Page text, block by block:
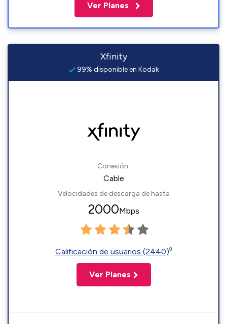
Ver Planes
Xfinity
99% disponible en Kodak
Conexión:
Cable
Velocidades de descarga de hasta
2000Mbps
Calificación de usuarios (2440)◊
Ver Planes